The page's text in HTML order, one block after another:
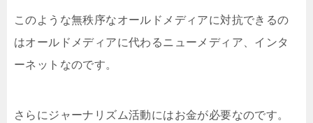
このような無秩序なオールドメディアに対抗できるの
はオールドメディアに代わるニューメディア、インタ
ーネットなのです。
さらにジャーナリズム活動にはお金が必要なのです。